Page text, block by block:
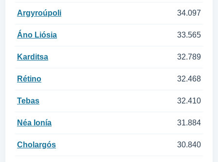
Argyroúpoli 34.097
Áno Liósia 33.565
Karditsa 32.789
Rétino 32.468
Tebas 32.410
Néa Ionía 31.884
Cholargós 30.840